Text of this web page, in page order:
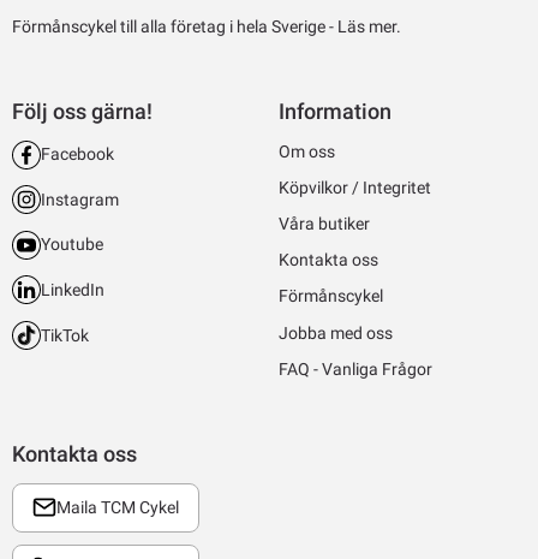
Förmånscykel till alla företag i hela Sverige - Läs mer.
Kontakta oss
Maila TCM Cykel
Följ oss gärna!
Facebook
Instagram
Youtube
LinkedIn
TikTok
Information
Om oss
Köpvilkor / Integritet
Våra butiker
Kontakta oss
Förmånscykel
Jobba med oss
FAQ - Vanliga Frågor